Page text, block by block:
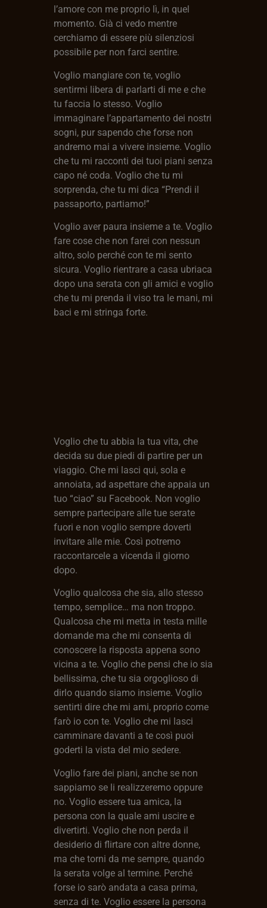
l’amore con me proprio lì, in quel
momento. Già ci vedo mentre
cerchiamo di essere più silenziosi
possibile per non farci sentire.
Voglio mangiare con te, voglio
sentirmi libera di parlarti di me e che
tu faccia lo stesso. Voglio
immaginare l’appartamento dei nostri
sogni, pur sapendo che forse non
andremo mai a vivere insieme. Voglio
che tu mi racconti dei tuoi piani senza
capo né coda. Voglio che tu mi
sorprenda, che tu mi dica “Prendi il
passaporto, partiamo!”
Voglio aver paura insieme a te. Voglio
fare cose che non farei con nessun
altro, solo perché con te mi sento
sicura. Voglio rientrare a casa ubriaca
dopo una serata con gli amici e voglio
che tu mi prenda il viso tra le mani, mi
baci e mi stringa forte.
Voglio che tu abbia la tua vita, che
decida su due piedi di partire per un
viaggio. Che mi lasci qui, sola e
annoiata, ad aspettare che appaia un
tuo “ciao” su Facebook. Non voglio
sempre partecipare alle tue serate
fuori e non voglio sempre doverti
invitare alle mie. Così potremo
raccontarcele a vicenda il giorno
dopo.
Voglio qualcosa che sia, allo stesso
tempo, semplice… ma non troppo.
Qualcosa che mi metta in testa mille
domande ma che mi consenta di
conoscere la risposta appena sono
vicina a te. Voglio che pensi che io sia
bellissima, che tu sia orgoglioso di
dirlo quando siamo insieme. Voglio
sentirti dire che mi ami, proprio come
farò io con te. Voglio che mi lasci
camminare davanti a te così puoi
goderti la vista del mio sedere.
Voglio fare dei piani, anche se non
sappiamo se li realizzeremo oppure
no. Voglio essere tua amica, la
persona con la quale ami uscire e
divertirti. Voglio che non perda il
desiderio di flirtare con altre donne,
ma che torni da me sempre, quando
la serata volge al termine. Perché
forse io sarò andata a casa prima,
senza di te. Voglio essere la persona